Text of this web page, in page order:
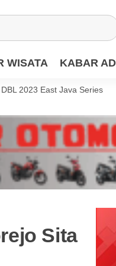
WISATA KABAR
2023 East Java Series
Sita